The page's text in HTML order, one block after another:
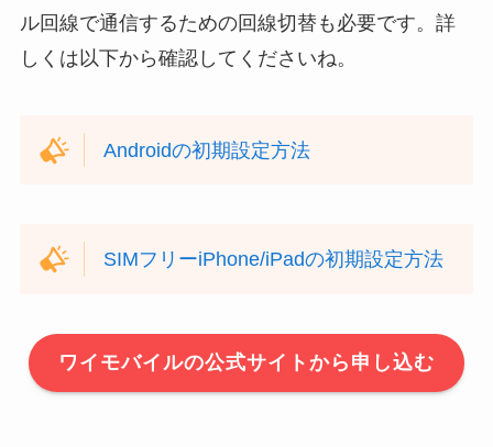
ル回線で通信するための回線切替も必要です。詳
しくは以下から確認してくださいね。
Androidの初期設定方法
SIMフリーiPhone/iPadの初期設定方法
ワイモバイルの公式サイトから申し込む